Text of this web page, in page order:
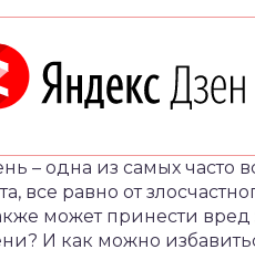
– одна из самых часто
все равно от
может принести
И как можно